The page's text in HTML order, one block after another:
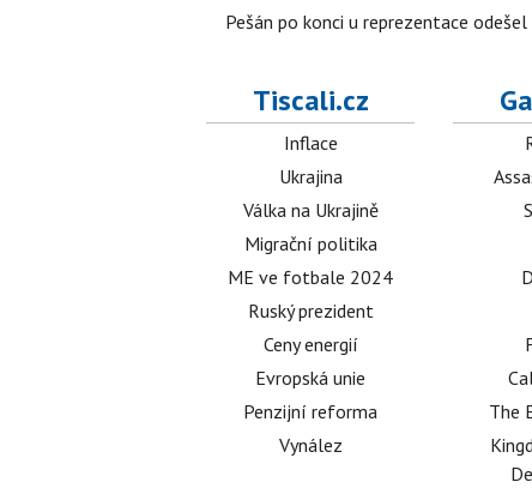
Pešán po konci u reprezentace
Tiscali.cz
Inflace
Ukrajina
Válka na Ukrajině
Migrační politika
ME ve fotbale 2024
Ruský prezident
Ceny energií
Evropská unie
Penzijní reforma
Vynález
The